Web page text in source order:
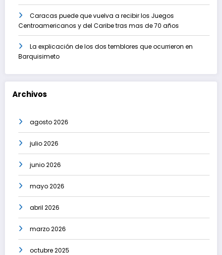
Caracas puede que vuelva a recibir los Juegos
Centroamericanos y del Caribe tras mas de 70 años
La explicación de los dos temblores que ocurrieron en
Barquisimeto
Archivos
agosto 2026
julio 2026
junio 2026
mayo 2026
abril 2026
marzo 2026
octubre 2025